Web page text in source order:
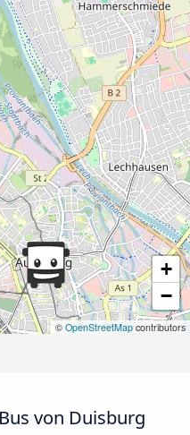
+
−
© OpenStreetMapcontributors
von Duisburg